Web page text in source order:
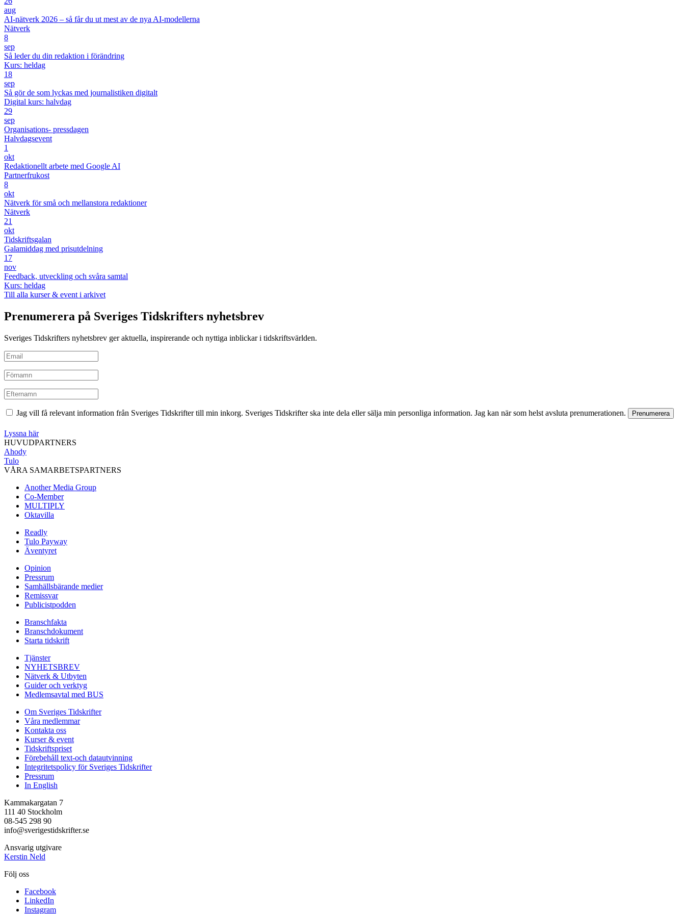
aug
AI-nätverk 2026 – så får du ut mest av de nya AI-modellerna
Nätverk
8
sep
Så leder du din redaktion i förändring
Kurs: heldag
18
sep
Så gör de som lyckas med journalistiken digitalt
Digital kurs: halvdag
29
sep
Organisations- pressdagen
Halvdagsevent
1
okt
Redaktionellt arbete med Google AI
Partnerfrukost
8
okt
Nätverk för små och mellanstora redaktioner
Nätverk
21
okt
Tidskriftsgalan
Galamiddag med prisutdelning
17
nov
Feedback, utveckling och svåra samtal
Kurs: heldag
Till alla kurser & event i arkivet
Prenumerera på Sveriges Tidskrifters nyhetsbrev
Sveriges Tidskrifters nyhetsbrev ger aktuella, inspirerande och nyttiga inblickar i tidskriftsvärlden.
Jag vill få relevant information från Sveriges Tidskrifter till min inkorg. Sveriges Tidskrifter ska inte dela eller sälja min personliga information. Jag kan när som helst avsluta prenumerationen.
Lyssna här
HUVUDPARTNERS
Ahody
Tulo
VÅRA SAMARBETSPARTNERS
Another Media Group
Co-Member
MULTIPLY
Oktavilla
Readly
Tulo Payway
Äventyret
Opinion
Pressrum
Samhällsbärande medier
Remissvar
Publicistpodden
Branschfakta
Branschdokument
Starta tidskrift
Tjänster
NYHETSBREV
Nätverk & Utbyten
Guider och verktyg
Medlemsavtal med BUS
Om Sveriges Tidskrifter
Våra medlemmar
Kontakta oss
Kurser & event
Tidskriftspriset
Förebehåll text-och datautvinning
Integritetspolicy för Sveriges Tidskrifter
Pressrum
In English
Kammakargatan 7
111 40 Stockholm
08-545 298 90
info@sverigestidskrifter.se
Ansvarig utgivare
Kerstin Neld
Följ oss
Facebook
LinkedIn
Instagram